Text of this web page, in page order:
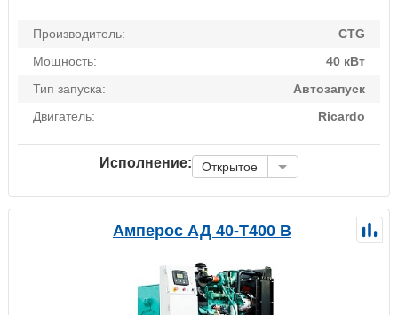
Производитель:
CTG
Мощность:
40 кВт
Тип запуска:
Автозапуск
Двигатель:
Ricardo
Исполнение: Открытое
Амперос АД 40-Т400 B